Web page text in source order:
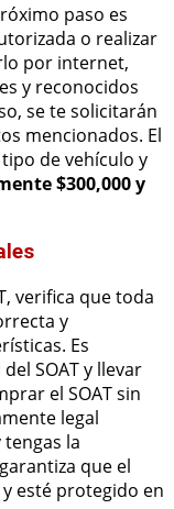
paso es
o realizar
por internet,
y reconocidos
se te solicitarán
mencionados. El
de vehículo y
$300,000 y
verifica que toda
y
Es
SOAT y llevar
el SOAT sin
legal
la
que el
esté protegido en